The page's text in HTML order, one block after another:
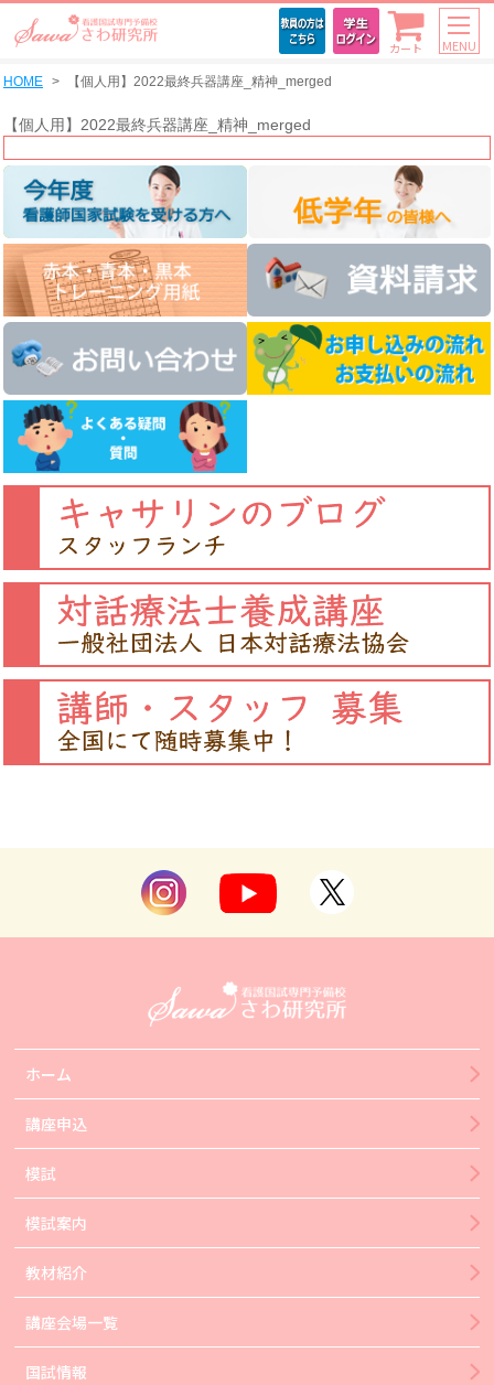
カート MENU
HOME 【個人用】2022最終兵器講座_精神_merged
【個人用】2022最終兵器講座_精神_merged
ホーム
講座申込
模試
模試案内
教材紹介
講座会場一覧
国試情報